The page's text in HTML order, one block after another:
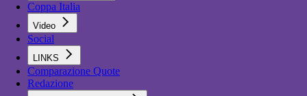
Coppa Italia
Video
Social
LINKS
Comparazione Quote
Redazione